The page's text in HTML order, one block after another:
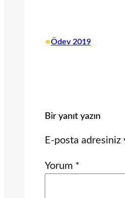
•Ödev 2019
Bir yanıt yazın
E-posta adresiniz
Yorum *